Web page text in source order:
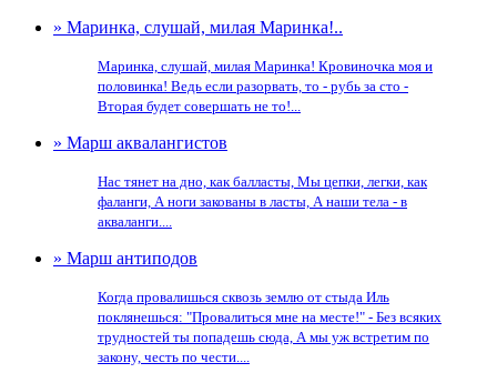
» Маринка, слушай, милая Маринка!..
Маринка, слушай, милая Маринка! Кровиночка моя и
половинка! Ведь если разорвать, то - рубь за сто -
Вторая будет совершать не то!...
» Марш аквалангистов
Нас тянет на дно, как балласты, Мы цепки, легки, как
фаланги, А ноги закованы в ласты, А наши тела - в
акваланги....
» Марш антиподов
Когда провалишься сквозь землю от стыда Иль
поклянешься: "Провалиться мне на месте!" - Без всяких
трудностей ты попадешь сюда, А мы уж встретим по
закону, честь по чести....